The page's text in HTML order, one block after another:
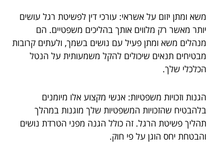
משא ומתן יזום על אשראי: עורכי דין לפשיטת רגל עושים
יותר מאשר רק מלווים אותך בהליכים משפטיים. הם
מנהלים משא ומתן פעיל עם נושים בשמך, ולעתים קרובות
מבטיחים תנאים שיכולים להקל משמעותית על הנטל
הכלכלי שלך.
הגנות וזכויות משפטיות: אנשי מקצוע אלו מיומנים
בלהבטיח שהזכויות המשפטיות שלך מוגנות במהלך
תהליך פשיטת הרגל. זה כולל הגנה מפני הטרדת נושים
והבטחת יחס הוגן על פי חוק.